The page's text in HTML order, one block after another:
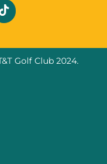
Golf Club 2024.